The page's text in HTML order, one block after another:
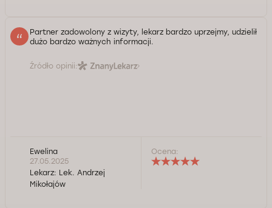
Partner zadowolony z wizyty, lekarz bardzo uprzejmy, udzielił
dużo bardzo ważnych informacji.
Źródło opinii:
Ewelina
27.05.2025
Lekarz: Lek. Andrzej
Mikołajów
Ocena: